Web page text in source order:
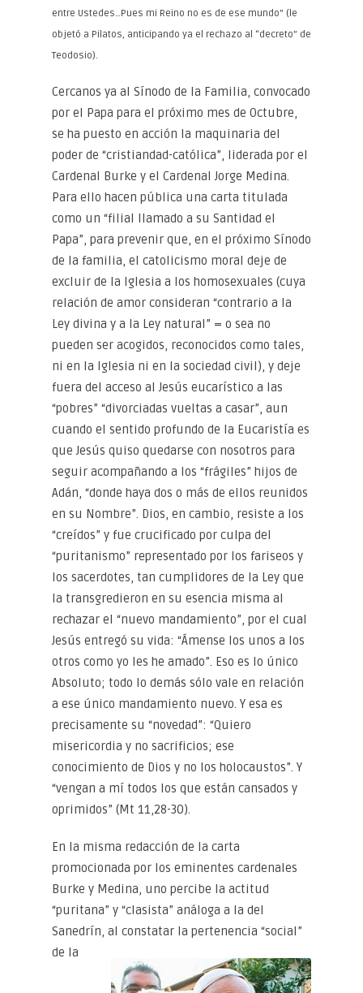
entre Ustedes…Pues mi Reino no es de ese mundo” (le
objetó a Pilatos, anticipando ya el rechazo al “decreto” de
Teodosio).
Cercanos ya al Sínodo de la Familia, convocado
por el Papa para el próximo mes de Octubre,
se ha puesto en acción la maquinaria del
poder de “cristiandad-católica”, liderada por el
Cardenal Burke y el Cardenal Jorge Medina.
Para ello hacen pública una carta titulada
como un “filial llamado a su Santidad el
Papa”, para prevenir que, en el próximo Sínodo
de la familia, el catolicismo moral deje de
excluir de la Iglesia a los homosexuales (cuya
relación de amor consideran “contrario a la
Ley divina y a la Ley natural” = o sea no
pueden ser acogidos, reconocidos como tales,
ni en la Iglesia ni en la sociedad civil), y deje
fuera del acceso al Jesús eucarístico a las
“pobres” “divorciadas vueltas a casar”, aun
cuando el sentido profundo de la Eucaristía es
que Jesús quiso quedarse con nosotros para
seguir acompañando a los “frágiles” hijos de
Adán, “donde haya dos o más de ellos reunidos
en su Nombre”. Dios, en cambio, resiste a los
“creídos” y fue crucificado por culpa del
“puritanismo” representado por los fariseos y
los sacerdotes, tan cumplidores de la Ley que
la transgredieron en su esencia misma al
rechazar el “nuevo mandamiento”, por el cual
Jesús entregó su vida: “Ámense los unos a los
otros como yo les he amado”. Eso es lo único
Absoluto; todo lo demás sólo vale en relación
a ese único mandamiento nuevo. Y esa es
precisamente su “novedad”: “Quiero
misericordia y no sacrificios; ese
conocimiento de Dios y no los holocaustos”. Y
“vengan a mí todos los que están cansados y
oprimidos” (Mt 11,28-30).
En la misma redacción de la carta
promocionada por los eminentes cardenales
Burke y Medina, uno percibe la actitud
“puritana” y “clasista” análoga a la del
Sanedrín, al constatar la pertenencia “social”
de la